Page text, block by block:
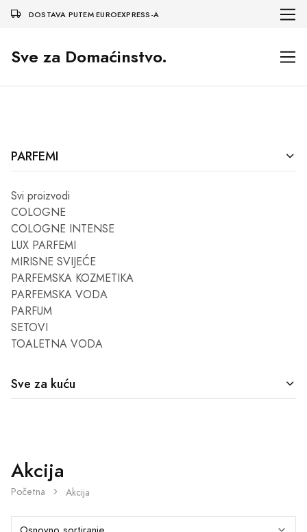
DOSTAVA PUTEM EUROEXPRESS-A
Sve za Domaćinstvo.
PARFEMI
Svi proizvodi
COLOGNE
COLOGNE INTENSE
LUX PARFEMI
MIRISNE SVIJEĆE
PARFEMSKA KOZMETIKA
PARFEMSKA VODA
PARFUM
SETOVI
TOALETNA VODA
Sve za kuću
Akcija
Početna Akcija